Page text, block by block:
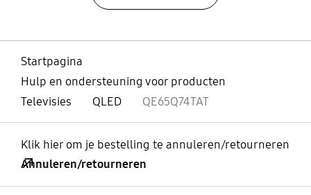
Startpagina
Hulp en ondersteuning voor producten
Televisies
QLED QE65Q74TAT
Klik hier om je bestelling te annuleren/retourneren
Annuleren/retourneren